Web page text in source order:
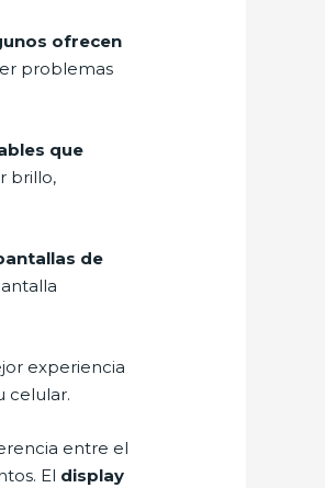
ofrecen
problemas
que
brillo,
de
experiencia
celular.
entre el
El display